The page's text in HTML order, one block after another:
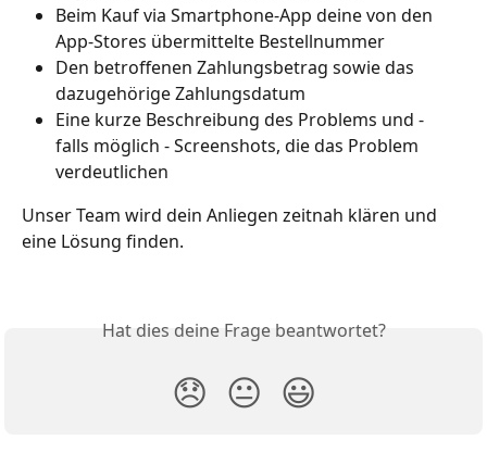
Beim Kauf via Smartphone-App deine von den
App-Stores übermittelte Bestellnummer
Den betroffenen Zahlungsbetrag sowie das
dazugehörige Zahlungsdatum
Eine kurze Beschreibung des Problems und -
falls möglich - Screenshots, die das Problem
verdeutlichen
Unser Team wird dein Anliegen zeitnah klären und
eine Lösung finden.
Hat dies deine Frage beantwortet?
😞 😐 😃